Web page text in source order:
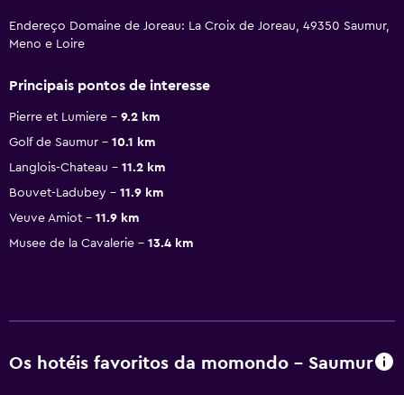
Endereço Domaine de Joreau: La Croix de Joreau, 49350 Saumur,
Meno e Loire
Principais pontos de interesse
Pierre et Lumiere
9.2 km
Golf de Saumur
10.1 km
Langlois-Chateau
11.2 km
Bouvet-Ladubey
11.9 km
Veuve Amiot
11.9 km
Musee de la Cavalerie
13.4 km
Os hotéis favoritos da momondo - Saumur